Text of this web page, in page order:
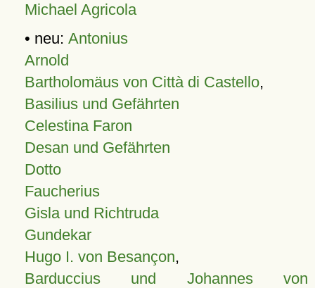
Michael Agricola
• neu: Antonius
Arnold
Bartholomäus von Città di Castello,
Basilius und Gefährten
Celestina Faron
Desan und Gefährten
Dotto
Faucherius
Gisla und Richtruda
Gundekar
Hugo I. von Besançon,
Barduccius und Johannes von